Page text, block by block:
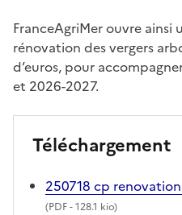
FranceAgriMer ouvre ainsi
rénovation des vergers
d’euros, pour
et 2026-2027.
Téléchargement
250718 cp
(PDF- 128.1 kio)